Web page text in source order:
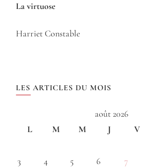
La virtuose
Harriet Constable
LES ARTICLES DU MOIS
août 2026
L
M M J V
3
4 5 6 7